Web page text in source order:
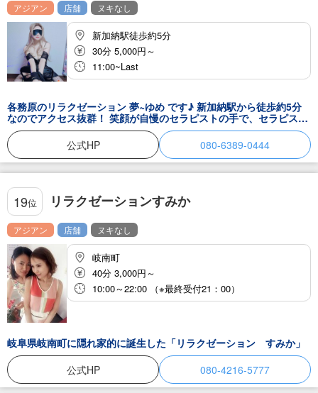
アジアン 店舗 ヌキなし
新加納駅徒歩約5分
30分 5,000円～
11:00~Last
各務原のリラクゼーション 夢~ゆめ です♪ 新加納駅から徒歩約5分
なのでアクセス抜群！ 笑顔が自慢のセラピストの手で、セラピスト
とゆったりとした時間を過ごすことができます。 極楽マッサージに
美人セラピストによる癒しで、心身共に癒されること間違いなし！
明日が辛いなぁと感じている方は、是非当店へお越しください♪ ス
タッフ一同、皆さまのお越しを心よりお待ちしております。
公式HP 080-6389-0444
19位 リラクゼーションすみか
アジアン 店舗 ヌキなし
岐南町
40分 3,000円～
10:00～22:00 （※最終受付21：00）
岐阜県岐南町に隠れ家的に誕生した「リラクゼーション すみか」
公式HP
080-4216-5777